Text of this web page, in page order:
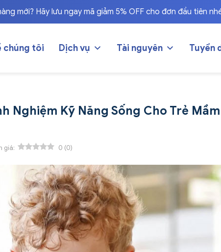
mới? Hãy lưu ngay mã giảm 5% OFF cho đơn đầu tiên
chúng tôi Dịch vụ Tài nguyên Tuyển
Nghiệm Kỹ Năng Sống Cho Trẻ Mầm
giá: 0 (0)